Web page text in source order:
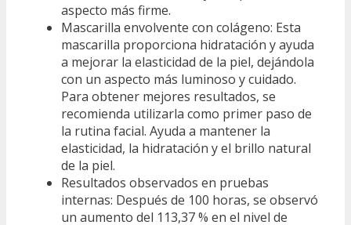
aspecto más firme.
Mascarilla envolvente con colágeno: Esta
mascarilla proporciona hidratación y ayuda
a mejorar la elasticidad de la piel, dejándola
con un aspecto más luminoso y cuidado.
Para obtener mejores resultados, se
recomienda utilizarla como primer paso de
la rutina facial. Ayuda a mantener la
elasticidad, la hidratación y el brillo natural
de la piel.
Resultados observados en pruebas
internas: Después de 100 horas, se observó
un aumento del 113,37 % en el nivel de